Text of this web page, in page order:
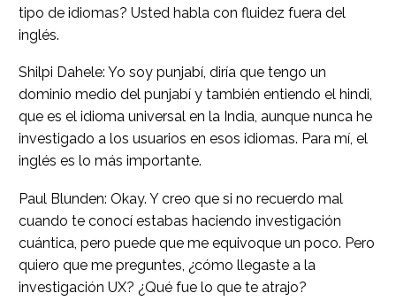
tipo de idiomas? Usted habla con fluidez fuera del
inglés.
Shilpi Dahele: Yo soy punjabí, diría que tengo un
dominio medio del punjabí y también entiendo el hindi,
que es el idioma universal en la India, aunque nunca he
investigado a los usuarios en esos idiomas. Para mí, el
inglés es lo más importante.
Paul Blunden: Okay. Y creo que si no recuerdo mal
cuando te conocí estabas haciendo investigación
cuántica, pero puede que me equivoque un poco. Pero
quiero que me preguntes, ¿cómo llegaste a la
investigación UX? ¿Qué fue lo que te atrajo?